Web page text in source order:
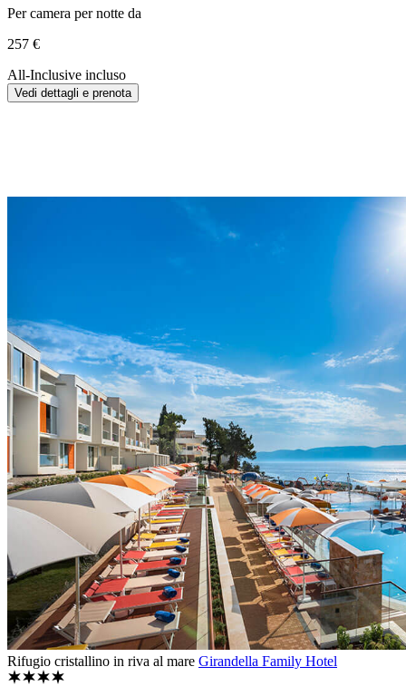
Per camera per notte da
257 €
All-Inclusive incluso
Vedi dettagli e prenota
Rifugio cristallino in riva al mare Girandella Family Hotel